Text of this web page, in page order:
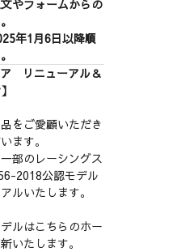
やフォームからの
年1月6日以降順
ア リニューアル＆
をご愛顧いただき
ます。
部のレーシングス
2018公認モデル
ルいたします。
ルはこちらのホー
いたします。